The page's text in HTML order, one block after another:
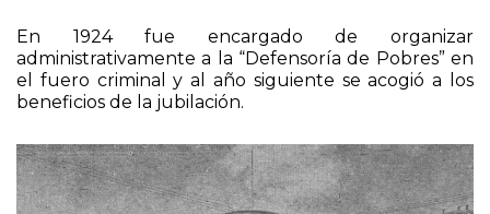
En 1924 fue encargado de organizar
administrativamente a la “Defensoría de Pobres” en
el fuero criminal y al año siguiente se acogió a los